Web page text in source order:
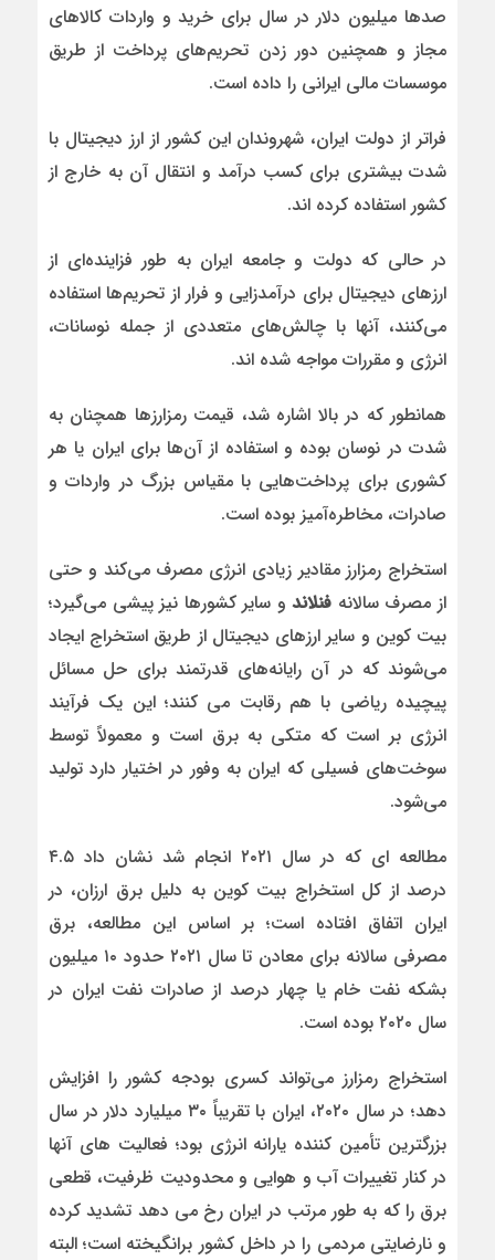
صدها میلیون دلار در سال برای خرید و واردات کالاهای
مجاز و همچنین دور زدن تحریم‌های پرداخت از طریق
موسسات مالی ایرانی را داده است.
فراتر از دولت ایران، شهروندان این کشور از ارز دیجیتال با
شدت بیشتری برای کسب درآمد و انتقال آن به خارج از
کشور استفاده کرده اند.
در حالی که دولت و جامعه ایران به طور فزاینده‌ای از
ارزهای دیجیتال برای درآمدزایی و فرار از تحریم‌ها استفاده
می‌کنند، آنها با چالش‌های متعددی از جمله نوسانات،
انرژی و مقررات مواجه شده اند.
همانطور که در بالا اشاره شد، قیمت رمز‌ارزها همچنان به
شدت در نوسان بوده و استفاده از آن‌ها برای ایران یا هر
کشوری برای پرداخت‌هایی با مقیاس بزرگ در واردات و
صادرات، مخاطره‌آمیز بوده است.
استخراج رمز‌ارز مقادیر زیادی انرژی مصرف می‌کند و حتی
از مصرف سالانه فنلاندو سایر کشورها نیز پیشی می‌گیرد؛
بیت کوین و سایر ارزهای دیجیتال از طریق استخراج ایجاد
می‌شوند که در آن رایانه‌های قدرتمند برای حل مسائل
پیچیده ریاضی با هم رقابت می کنند؛ این یک فرآیند
انرژی بر است که متکی به برق است و معمولاً توسط
سوخت‌های فسیلی که ایران به وفور در اختیار دارد تولید
می‌شود.
مطالعه ای که در سال ۲۰۲۱ انجام شد نشان داد ۴.۵
درصد از کل استخراج بیت کوین به دلیل برق ارزان، در
ایران اتفاق افتاده است؛ بر اساس این مطالعه، برق
مصرفی سالانه برای معادن تا سال ۲۰۲۱ حدود ۱۰ میلیون
بشکه نفت خام یا چهار درصد از صادرات نفت ایران در
سال ۲۰۲۰ بوده است.
استخراج رمز‌ارز می‌تواند کسری بودجه کشور را افزایش
دهد؛ در سال ۲۰۲۰، ایران با تقریباً ۳۰ میلیارد دلار در سال
بزرگترین تأمین کننده یارانه انرژی بود؛ فعالیت های آنها
در کنار تغییرات آب و هوایی و محدودیت ظرفیت، قطعی
برق را که به طور مرتب در ایران رخ می دهد تشدید کرده
و نارضایتی مردمی را در داخل کشور برانگیخته است؛ البته